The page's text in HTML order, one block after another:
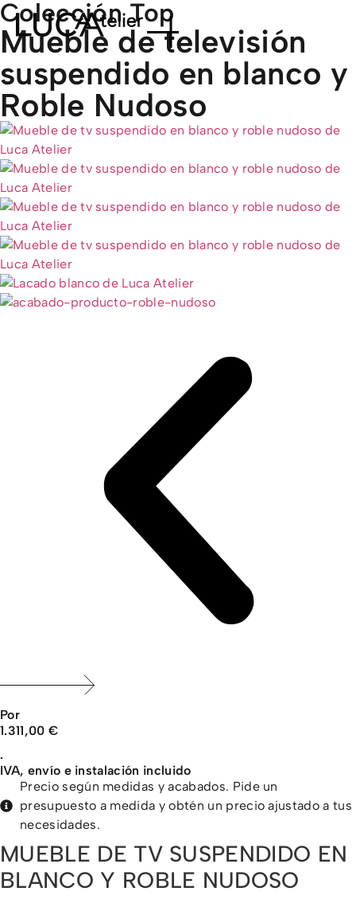
ColecciónTop
Mueble de televisión
suspendido en blanco y
Roble Nudoso
Por
1.311,00 €
·
IVA, envío e instalación incluido
Precio según medidas y acabados. Pide un
presupuesto a medida y obtén un precio ajustado a tus
necesidades.
MUEBLE DE TV SUSPENDIDO EN
BLANCO Y ROBLE NUDOSO